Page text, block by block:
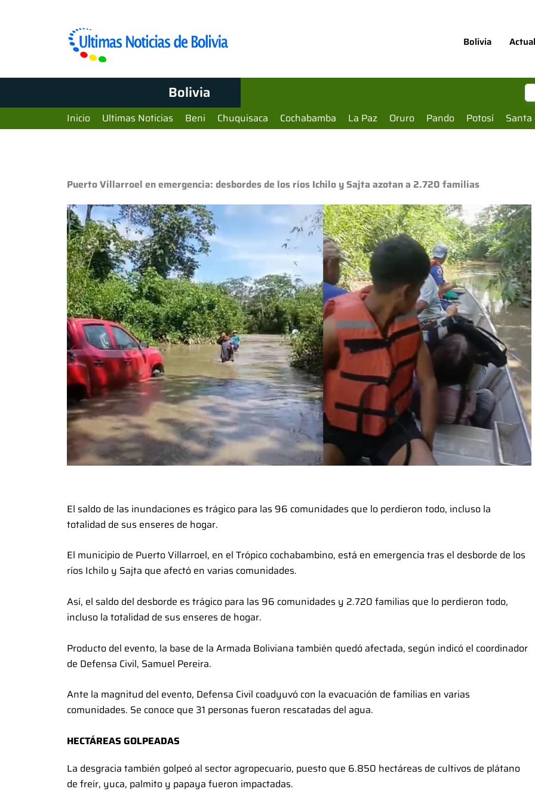
Bolivia
Bolivia
Inicio Ultimas Noticias Beni Chuquisaca Cochabamba La Paz Oruro Pando Potosí Santa
Puerto Villarroel en emergencia: desbordes de los ríos Ichilo y Sajta azotan a 2.720 familias
El saldo de las inundaciones es trágico para las 96 comunidades que lo perdieron todo, incluso la
totalidad de sus enseres de hogar.
El municipio de Puerto Villarroel, en el Trópico cochabambino, está en emergencia tras el desborde de los
ríos Ichilo y Sajta que afectó en varias comunidades.
Así, el saldo del desborde es trágico para las 96 comunidades y 2.720 familias que lo perdieron todo,
incluso la totalidad de sus enseres de hogar.
Producto del evento, la base de la Armada Boliviana también quedó afectada, según indicó el coordinador
de Defensa Civil, Samuel Pereira.
Ante la magnitud del evento, Defensa Civil coadyuvó con la evacuación de familias en varias
comunidades. Se conoce que 31 personas fueron rescatadas del agua.
HECTÁREAS GOLPEADAS
La desgracia también golpeó al sector agropecuario, puesto que 6.850 hectáreas de cultivos de plátano
de freír, yuca, palmito y papaya fueron impactadas.